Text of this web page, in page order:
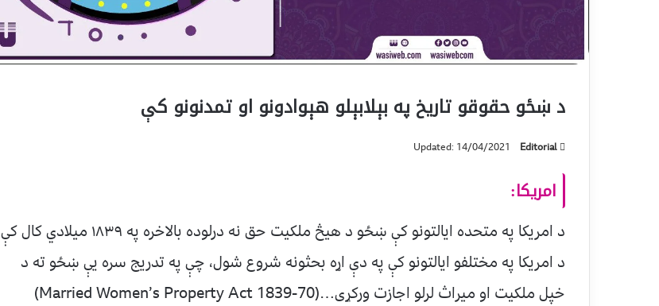
د ښځو حقوقو تاریخ په بېلابېلو هېوادونو او تمدنونو کې
Editorial
Updated: 14/04/2021
امریکا:
د امریکا په متحده ایالتونو کې ښځو د هیڅ ملکیت حق نه درلوده بالاخره په ۱۸۳۹ میلادي کال کې
د امریکا په مختلفو ایالتونو کې په دې اړه بحثونه شروع شول، چې په تدریج سره یې ښځو ته د
خپل ملکیت او میراث لرلو اجازت ورکړی…(Married Women’s Property Act 1839-70)